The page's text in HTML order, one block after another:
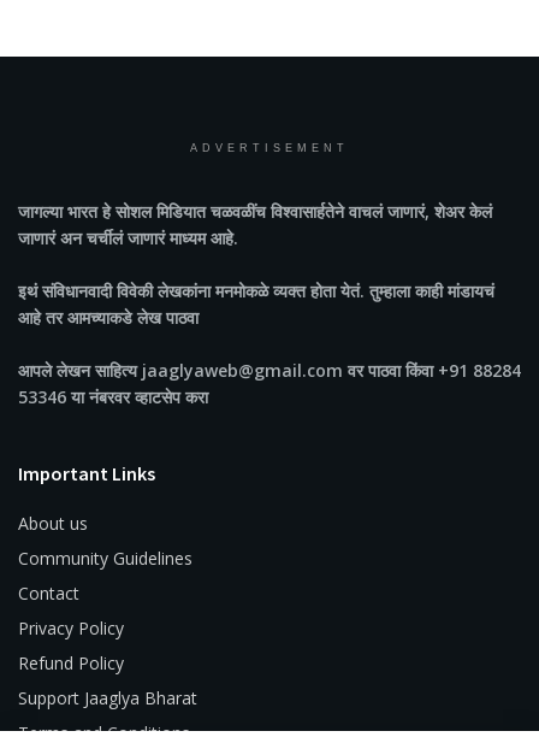
ADVERTISEMENT
जागल्या भारतहे सोशल मिडियात चळवळींच विश्वासार्हतेने वाचलं जाणारं, शेअर केलं
जाणारं अन चर्चीलं जाणारं माध्यम आहे.
इथं संविधानवादी विवेकी लेखकांना मनमोकळे व्यक्त होता येतं. तुम्हाला काही मांडायचं
आहे तर आमच्याकडे लेख पाठवा
आपले लेखन साहित्य jaaglyaweb@gmail.com वर पाठवा किंवा +91 88284
53346 या नंबरवर व्हाटसेप करा
Important Links
About us
Community Guidelines
Contact
Privacy Policy
Refund Policy
Support Jaaglya Bharat